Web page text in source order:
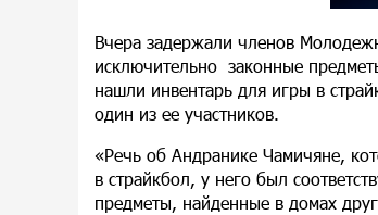
Вчера задержали членов
исключительно законные
нашли инвентарь для игры в
один из ее участников.
«Речь об Андранике Чамичяне,
в страйкбол, у него был
предметы, найденные в домах